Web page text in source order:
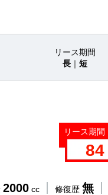
リース期間
長 ｜ 短
リース期間
84
2000 cc 修復歴 無